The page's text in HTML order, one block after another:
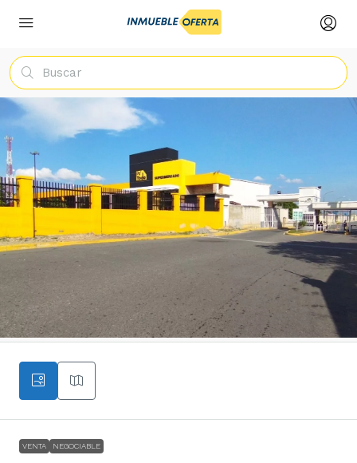
VENTA NEGOCIABLE